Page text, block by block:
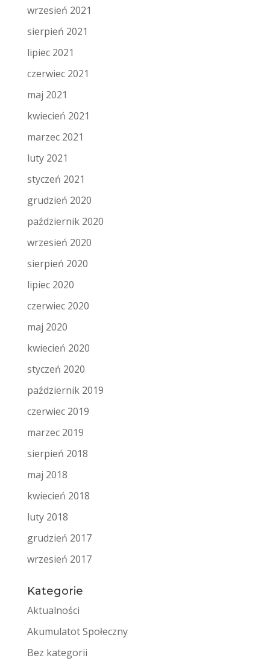
wrzesień 2021
sierpień 2021
lipiec 2021
czerwiec 2021
maj 2021
kwiecień 2021
marzec 2021
luty 2021
styczeń 2021
grudzień 2020
październik 2020
wrzesień 2020
sierpień 2020
lipiec 2020
czerwiec 2020
maj 2020
kwiecień 2020
styczeń 2020
październik 2019
czerwiec 2019
marzec 2019
sierpień 2018
maj 2018
kwiecień 2018
luty 2018
grudzień 2017
wrzesień 2017
Kategorie
Aktualności
Akumulatot Społeczny
Bez kategorii